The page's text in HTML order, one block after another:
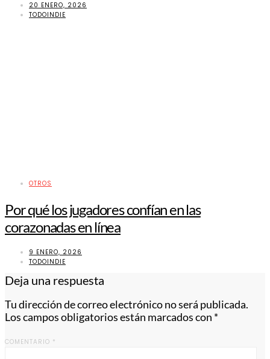
20 ENERO, 2026
TODOINDIE
OTROS
Por qué los jugadores confían en las
corazonadas en línea
9 ENERO, 2026
TODOINDIE
Deja una respuesta
Tu dirección de correo electrónico no será publicada.
Los campos obligatorios están marcados con *
COMENTARIO *